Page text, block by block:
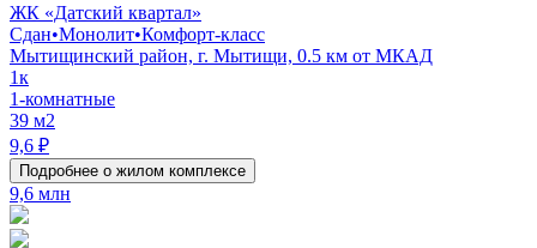
ЖК «Датский квартал»
Сдан•Монолит•Комфорт-класс
Мытищинский район, г. Мытищи, 0.5 км от МКАД
1к
1-комнатные
39 м2
9,6 ₽
Подробнее о жилом комплексе
9,6 млн